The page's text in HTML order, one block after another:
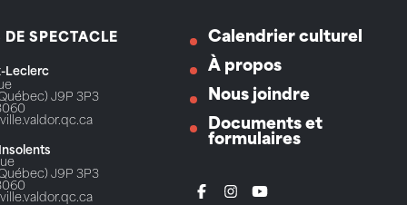
DE SPECTACLE
Leclerc
J9P 3P3
J9P 3P3
Calendrier culturel
À propos
Nous joindre
Documents et
formulaires